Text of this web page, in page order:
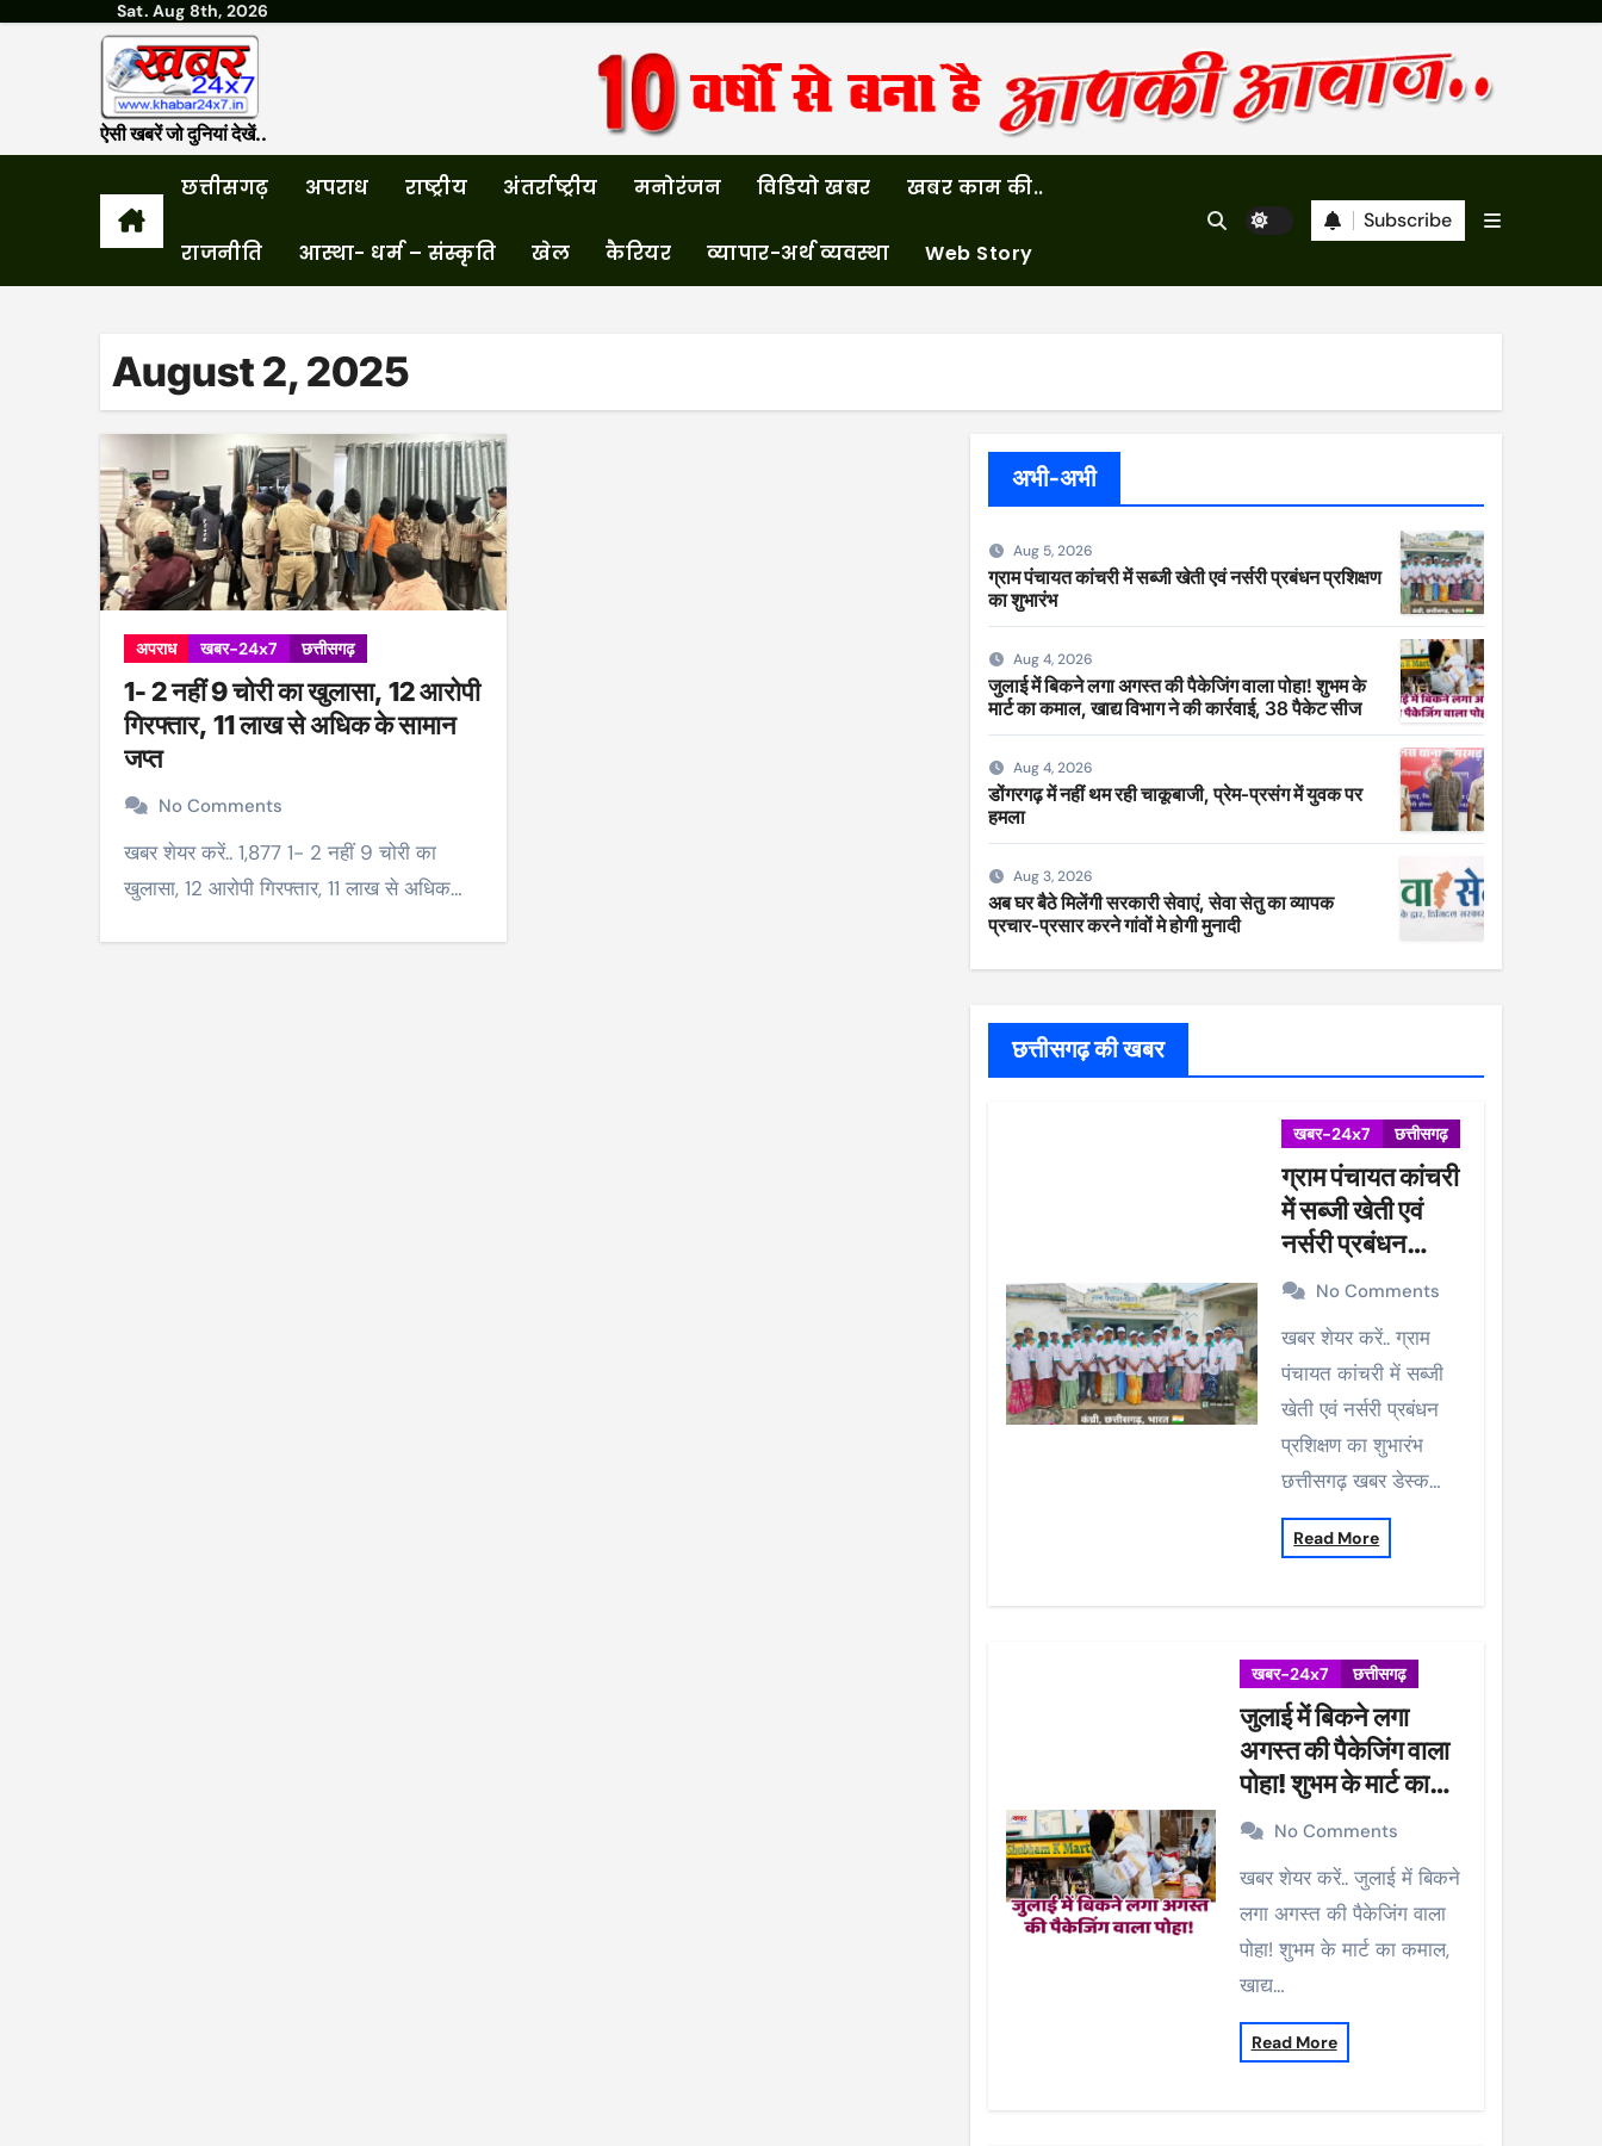
Sat. Aug 8th, 2026
ऐसी खबरें जो दुनियां देखें..
छत्तीसगढ़ अपराध राष्ट्रीय अंतर्राष्ट्रीय मनोरंजन विडियो खबर खबर काम की..
राजनीति आस्था- धर्म – संस्कृति खेल कैरियर व्यापार-अर्थ व्यवस्था Web Story
Subscribe
August 2, 2025
अपराध खबर-24x7 छत्तीसगढ़
1- 2 नहीं 9 चोरी का खुलासा, 12 आरोपी
गिरफ्तार, 11 लाख से अधिक के सामान
जप्त
No Comments
खबर शेयर करें.. 1,877 1- 2 नहीं 9 चोरी का
खुलासा, 12 आरोपी गिरफ्तार, 11 लाख से अधिक…
अभी-अभी
Aug 5, 2026
ग्राम पंचायत कांचरी में सब्जी खेती एवं नर्सरी प्रबंधन प्रशिक्षण
का शुभारंभ
Aug 4, 2026
जुलाई में बिकने लगा अगस्त की पैकेजिंग वाला पोहा! शुभम के
मार्ट का कमाल, खाद्य विभाग ने की कार्रवाई, 38 पैकेट सीज
Aug 4, 2026
डोंगरगढ़ में नहीं थम रही चाकूबाजी, प्रेम-प्रसंग में युवक पर
हमला
Aug 3, 2026
अब घर बैठे मिलेंगी सरकारी सेवाएं, सेवा सेतु का व्यापक
प्रचार-प्रसार करने गांवों मे होगी मुनादी
छत्तीसगढ़ की खबर
खबर-24x7 छत्तीसगढ़
ग्राम पंचायत कांचरी
में सब्जी खेती एवं
नर्सरी प्रबंधन
प्रशिक्षण का शुभारंभ
No Comments
खबर शेयर करें.. ग्राम
पंचायत कांचरी में सब्जी
खेती एवं नर्सरी प्रबंधन
प्रशिक्षण का शुभारंभ
छत्तीसगढ़ खबर डेस्क…
Read More
खबर-24x7 छत्तीसगढ़
जुलाई में बिकने लगा
अगस्त की पैकेजिंग वाला
पोहा! शुभम के मार्ट का
कमाल, खाद्य विभाग ने की
कार्रवाई, 38 पैकेट सीज
No Comments
खबर शेयर करें.. जुलाई में बिकने
लगा अगस्त की पैकेजिंग वाला
पोहा! शुभम के मार्ट का कमाल,
खाद्य…
Read More